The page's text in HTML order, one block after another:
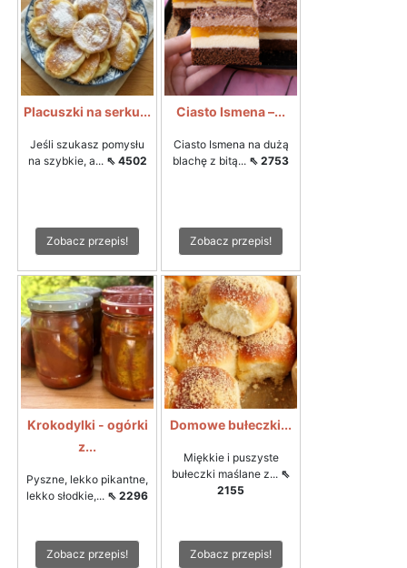
Placuszki na serku...
Jeśli szukasz pomysłu
na szybkie, a... ⇖ 4502
Zobacz przepis!
Ciasto Ismena –...
Ciasto Ismena na dużą
blachę z bitą... ⇖ 2753
Zobacz przepis!
Krokodylki - ogórki
z...
Pyszne, lekko pikantne,
lekko słodkie,... ⇖ 2296
Zobacz przepis!
Domowe bułeczki...
Miękkie i puszyste
bułeczki maślane z... ⇖
2155
Zobacz przepis!